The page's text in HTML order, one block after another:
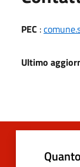
PEC :
Ultimo